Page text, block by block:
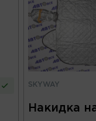
SKYWAY
Накидка